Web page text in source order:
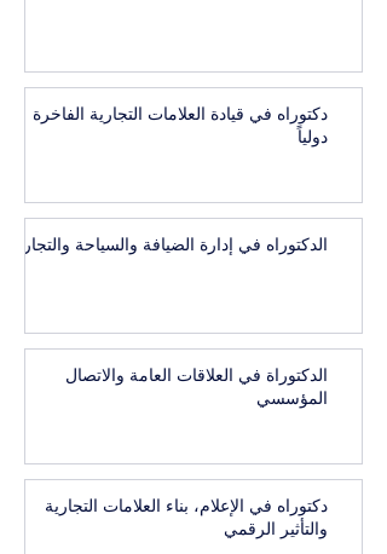
دكتوراه في قيادة العلامات التجارية الفاخرة
دولياً
الدكتوراه في إدارة الضيافة والسياحة والتجارب
الدكتوراة في العلاقات العامة والاتصال
المؤسسي
دكتوراه في الإعلام، بناء العلامات التجارية
والتأثير الرقمي